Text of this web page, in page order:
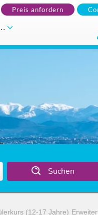
Preis anfordern
Suchen
(12-17 Jahre)